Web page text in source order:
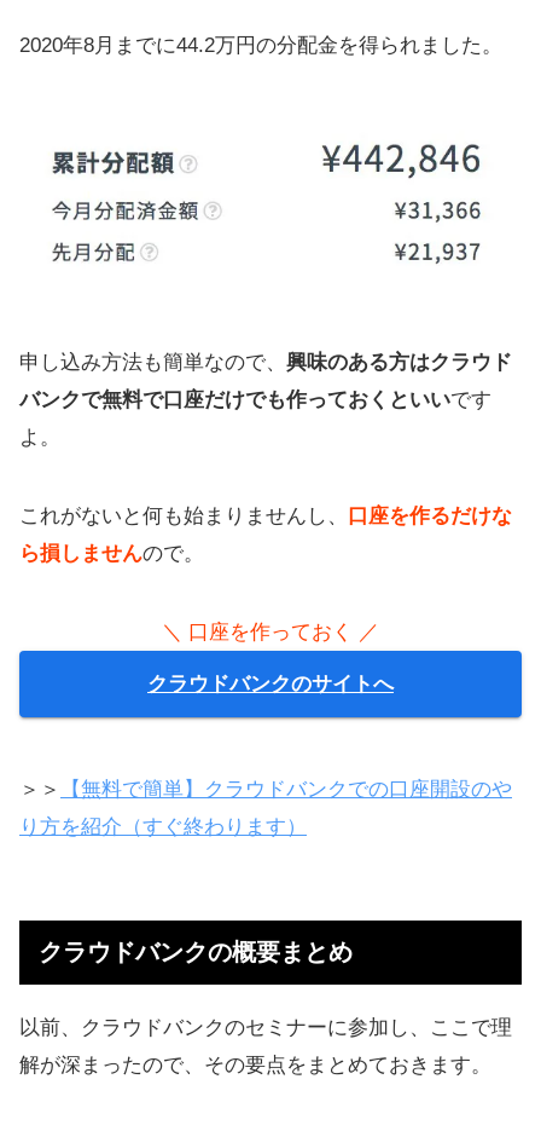
2020年8月までに44.2万円の分配金を得られました。
申し込み方法も簡単なので、 興味のある方はクラウド
バンクで無料で口座だけでも作っておくといいです
よ。
これがないと何も始まりませんし、
口座を作るだけな
ら損しませんので。
＼ 口座を作っておく ／
クラウドバンクのサイトへ
＞＞
【無料で簡単】クラウドバンクでの口座開設のや
り方を紹介（すぐ終わります）
クラウドバンクの概要まとめ
以前、クラウドバンクのセミナーに参加し、ここで理
解が深まったので、その要点をまとめておきます。